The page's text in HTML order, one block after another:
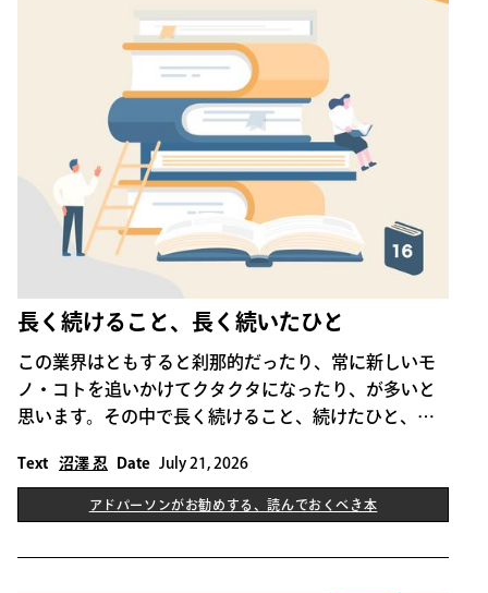
長く続けること、長く続いたひと
この業界はともすると刹那的だったり、常に新しいモ
ノ・コトを追いかけてクタクタになったり、が多いと
思います。その中で長く続けること、続けたひと、と
Text 沼澤 忍 Date July 21, 2026
アドパーソンがお勧めする、読んでおくべき本
THIS IS SOME TEXT INSIDE OF A DIV BLOCK.